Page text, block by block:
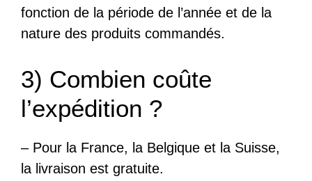
fonction de la période de l’année et de la
nature des produits commandés.
3) Combien coûte
l’expédition ?
– Pour la France, la Belgique et la Suisse,
la livraison est gratuite.